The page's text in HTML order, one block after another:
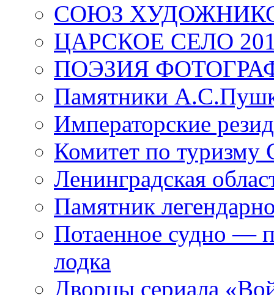
СОЮЗ
ЦАРСКОЕ СЕЛО
ПОЭЗИЯ
Памятники
Императорские
Комитет по туризму
Ленинградская
Памятник
Потаенное судно —
лодка
Дворцы сериала